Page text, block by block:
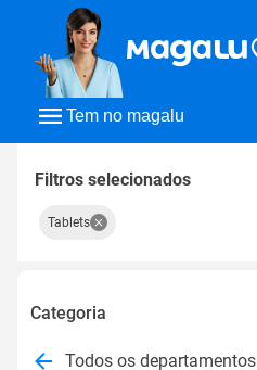
Tem no magalu
Filtros selecionados
Tablets
Categoria
Todos os departamentos